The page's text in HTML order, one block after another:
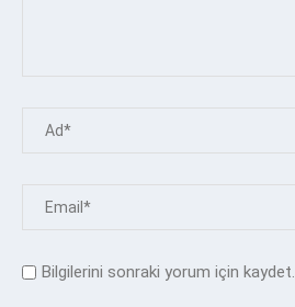
Bilgilerini sonraki yorum için kaydet.